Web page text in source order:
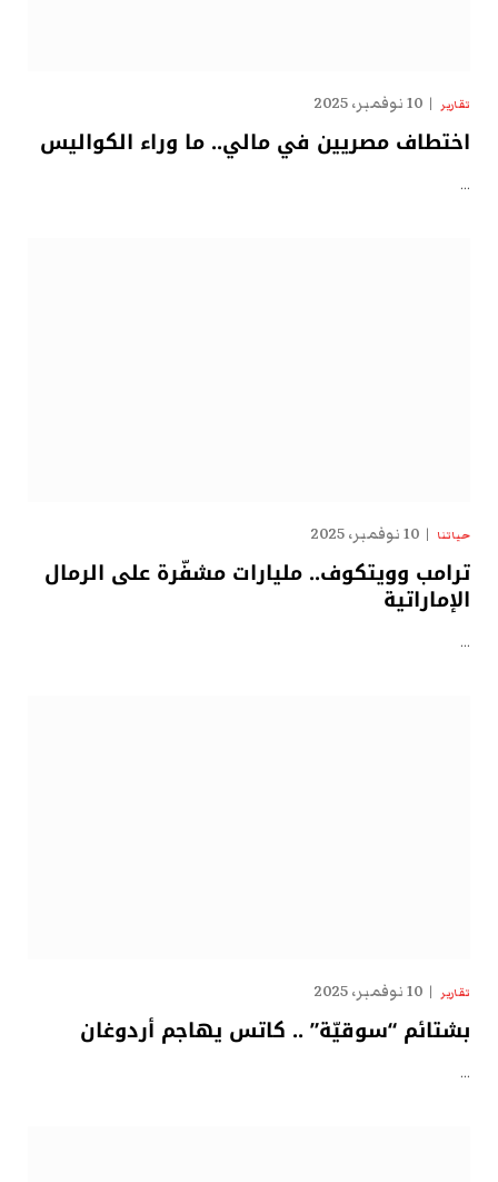
تقارير 10 نوفمبر، 2025
اختطاف مصريين في مالي.. ما وراء الكواليس
…
حياتنا 10 نوفمبر، 2025
ترامب وويتكوف.. مليارات مشفّرة على الرمال
الإماراتية
…
تقارير 10 نوفمبر، 2025
بشتائم “سوقيّة” .. كاتس يهاجم أردوغان
…